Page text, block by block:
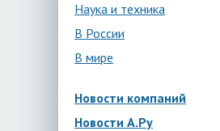
Наука и техника
В России
В мире
Новости компаний
Новости А.Ру